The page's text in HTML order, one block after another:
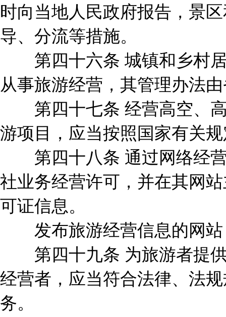
时向当地人民政府报告，景
导、分流等措施。
第四十六条 城镇和乡村居
从事旅游经营，其管理办法
第四十七条 经营高空、高
游项目，应当按照国家有关
第四十八条 通过网络经营
社业务经营许可，并在其网
可证信息。
发布旅游经营信息的网站
第四十九条 为旅游者提供
经营者，应当符合法律、法
务。